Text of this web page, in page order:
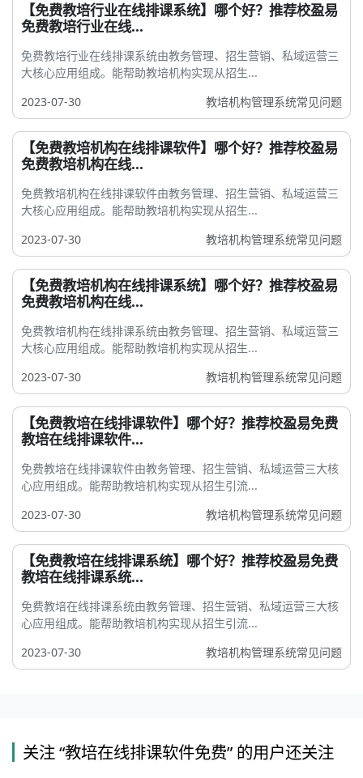
【免费教培行业在线排课系统】哪个好？推荐校盈易
免费教培行业在线...
免费教培行业在线排课系统由教务管理、招生营销、私域运营三
大核心应用组成。能帮助教培机构实现从招生...
2023-07-30
教培机构管理系统常见问题
【免费教培机构在线排课软件】哪个好？推荐校盈易
免费教培机构在线...
免费教培机构在线排课软件由教务管理、招生营销、私域运营三
大核心应用组成。能帮助教培机构实现从招生...
2023-07-30
教培机构管理系统常见问题
【免费教培机构在线排课系统】哪个好？推荐校盈易
免费教培机构在线...
免费教培机构在线排课系统由教务管理、招生营销、私域运营三
大核心应用组成。能帮助教培机构实现从招生...
2023-07-30
教培机构管理系统常见问题
【免费教培在线排课软件】哪个好？推荐校盈易免费
教培在线排课软件...
免费教培在线排课软件由教务管理、招生营销、私域运营三大核
心应用组成。能帮助教培机构实现从招生引流...
2023-07-30
教培机构管理系统常见问题
【免费教培在线排课系统】哪个好？推荐校盈易免费
教培在线排课系统...
免费教培在线排课系统由教务管理、招生营销、私域运营三大核
心应用组成。能帮助教培机构实现从招生引流...
2023-07-30
教培机构管理系统常见问题
关注 “教培在线排课软件免费” 的用户还关注